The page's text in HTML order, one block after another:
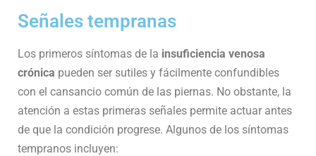
Señales tempranas
Los primeros síntomas de la insuficiencia venosa
crónica pueden ser sutiles y fácilmente confundibles
con el cansancio común de las piernas. No obstante, la
atención a estas primeras señales permite actuar antes
de que la condición progrese. Algunos de los síntomas
tempranos incluyen: